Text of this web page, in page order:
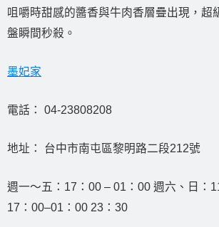
咀嚼時甜感的醬香與牛肉香層疊出現，超
盤瞬間秒殺。
墨妃家
電話： 04-23808208
地址： 台中市南屯區黎明路二段212號
週一～五：17：00 – 01：00 週六、日：
17：00–01：00 23：30